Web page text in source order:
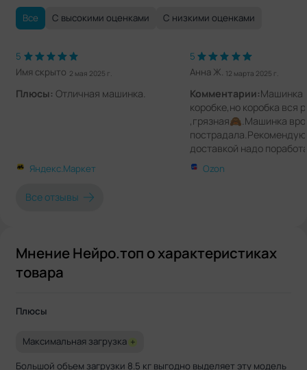
Все С высокими оценками С низкими оценками
5
Имя скрыто 2 мая 2025 г.
Плюсы: Отличная машинка.
Яндекс.Маркет
5
Анна Ж. 12 марта 2025 г.
Комментарии:Машинка
коробке,но коробка вся
,грязная🙈.Машинка
доставкой надо
всё-таки пластмасса
Ozon
Все отзывы
Мнение Нейро.топ о характеристиках
товара
Плюсы
Максимальная загрузка +
Большой объем загрузки 8.5 кг выгодно выделяет эту модель